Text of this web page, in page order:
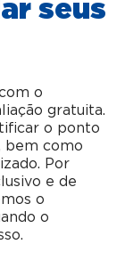
seus
o
gratuita.
o ponto
bem como
Por
e de
o
o